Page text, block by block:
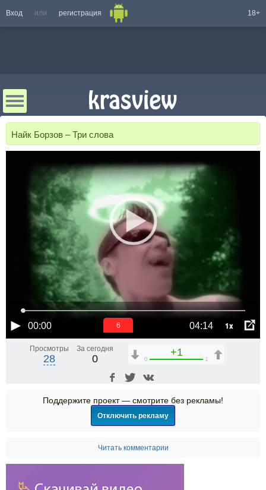
Вход или регистрация 18+
Найк Борзов – Три слова
00:00 04:14 1x
6
Просмотры
28
За сегодня
0
+1
0 1
Поддержите проект — смотрите без рекламы!
Отключить рекламу
Читать комментарии